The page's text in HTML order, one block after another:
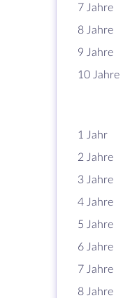
7 Jahre
8 Jahre
9 Jahre
10 Jahre
1 Jahr
2 Jahre
3 Jahre
4 Jahre
5 Jahre
6 Jahre
7 Jahre
8 Jahre